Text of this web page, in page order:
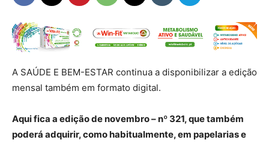
A SAÚDE E BEM-ESTAR continua a disponibilizar a edição
mensal também em formato digital.
Aqui fica a edição de novembro – nº 321, que também
poderá adquirir, como habitualmente, em papelarias e